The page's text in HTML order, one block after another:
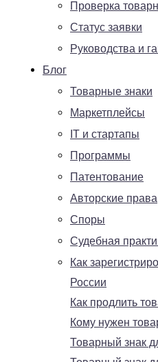
Проверка
Статус заявки
Руководства и
Блог
Товарные знаки
Маркетплейсы
IT и стартапы
Программы
Патентование
Авторские права
Споры
Судебная
Как
России
Как продлить
Кому нужен
Товарный знак